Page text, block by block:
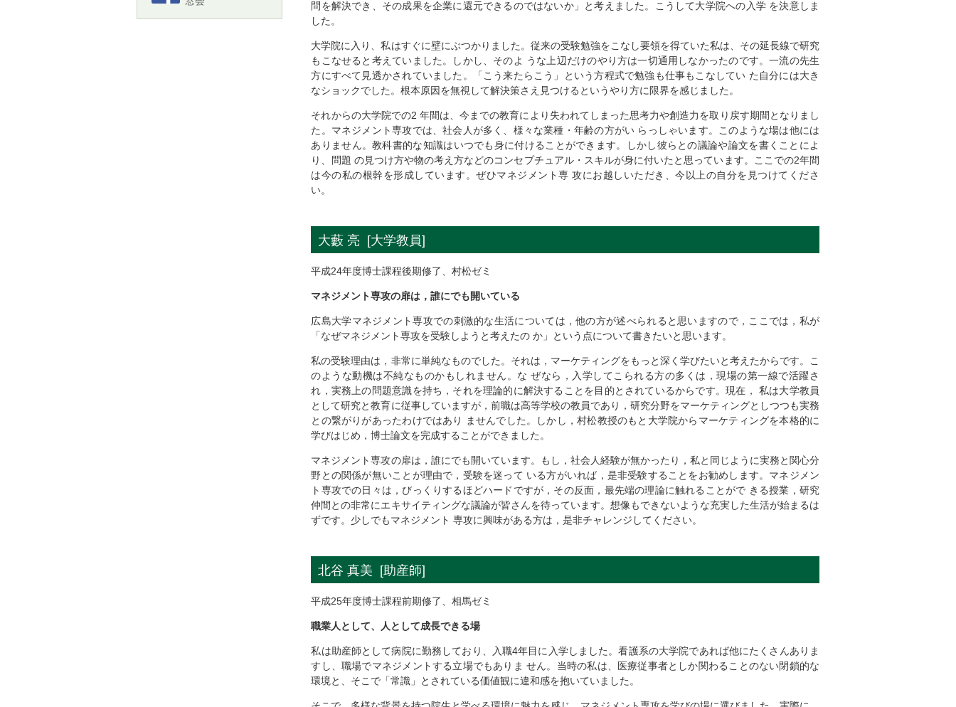
問を解決でき、その成果を企業に還元できるのではないか」と考えました。こうして大学院への入学 を決意しま
した。
大学院に入り、私はすぐに壁にぶつかりました。従来の受験勉強をこなし要領を得ていた私は、その延長線で研究
もこなせると考えていました。しかし、そのよ うな上辺だけのやり方は一切通用しなかったのです。一流の先生
方にすべて見透かされていました。「こう来たらこう」という方程式で勉強も仕事もこなしてい た自分には大き
なショックでした。根本原因を無視して解決策さえ見つけるというやり方に限界を感じました。
それからの大学院での2 年間は、今までの教育により失われてしまった思考力や創造力を取り戻す期間となりまし
た。マネジメント専攻では、社会人が多く、様々な業種・年齢の方がい らっしゃいます。このような場は他には
ありません。教科書的な知識はいつでも身に付けることができます。しかし彼らとの議論や論文を書くことによ
り、問題 の見つけ方や物の考え方などのコンセプチュアル・スキルが身に付いたと思っています。ここでの2年間
は今の私の根幹を形成しています。ぜひマネジメント専 攻にお越しいただき、今以上の自分を見つけてくださ
い。
大藪 亮 [大学教員]
平成24年度博士課程後期修了、村松ゼミ
マネジメント専攻の扉は，誰にでも開いている
広島大学マネジメント専攻での刺激的な生活については，他の方が述べられると思いますので，ここでは，私が
「なぜマネジメント専攻を受験しようと考えたの か」という点について書きたいと思います。
私の受験理由は，非常に単純なものでした。それは，マーケティングをもっと深く学びたいと考えたからです。こ
のような動機は不純なものかもしれません。な ぜなら，入学してこられる方の多くは，現場の第一線で活躍さ
れ，実務上の問題意識を持ち，それを理論的に解決することを目的とされているからです。現在， 私は大学教員
として研究と教育に従事していますが，前職は高等学校の教員であり，研究分野をマーケティングとしつつも実務
との繋がりがあったわけではあり ませんでした。しかし，村松教授のもと大学院からマーケティングを本格的に
学びはじめ，博士論文を完成することができました。
マネジメント専攻の扉は，誰にでも開いています。もし，社会人経験が無かったり，私と同じように実務と関心分
野との関係が無いことが理由で，受験を迷って いる方がいれば，是非受験することをお勧めします。マネジメン
ト専攻での日々は，びっくりするほどハードですが，その反面，最先端の理論に触れることがで きる授業，研究
仲間との非常にエキサイティングな議論が皆さんを待っています。想像もできないような充実した生活が始まるは
ずです。少しでもマネジメント 専攻に興味がある方は，是非チャレンジしてください。
北谷 真美 [助産師]
平成25年度博士課程前期修了、相馬ゼミ
職業人として、人として成長できる場
私は助産師として病院に勤務しており、入職4年目に入学しました。看護系の大学院であれば他にたくさんありま
すし、職場でマネジメントする立場でもありま せん。当時の私は、医療従事者としか関わることのない閉鎖的な
環境と、そこで「常識」とされている価値観に違和感を抱いていました。